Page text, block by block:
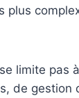
plus
limite pas
de gestion